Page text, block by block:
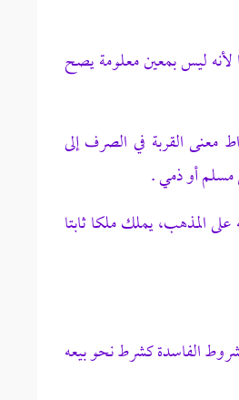
لأنه ليس بمعين معلومة يصح
معنى القربة في الصرف إلى
مسلم أو ذمي .
المذهب، يملك ملكا ثابتا
الفاسدة كشرط نحو بيعه